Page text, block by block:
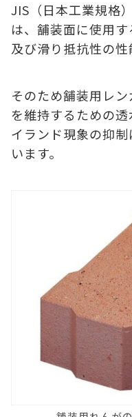
JIS（日本工業規格
は、舗装面に使用
及び滑り抵抗性の性
そのため舗装用レ
を維持するための
イランド現象の抑
います。